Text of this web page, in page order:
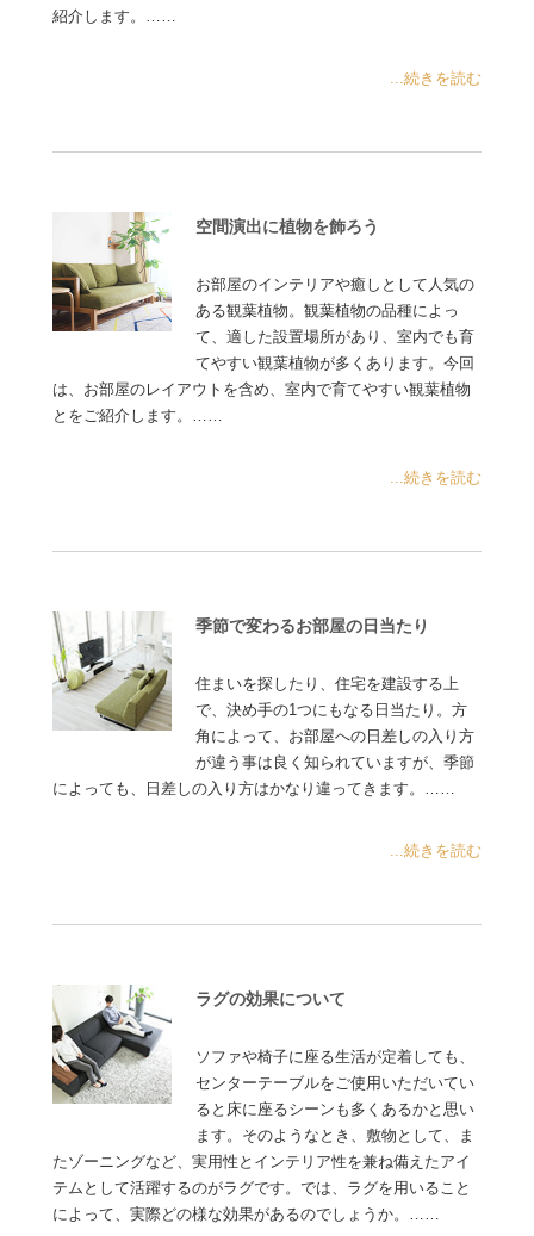
紹介します。……
...続きを読む
空間演出に植物を飾ろう
お部屋のインテリアや癒しとして人気の
ある観葉植物。観葉植物の品種によっ
て、適した設置場所があり、室内でも育
てやすい観葉植物が多くあります。今回
は、お部屋のレイアウトを含め、室内で育てやすい観葉植物
とをご紹介します。……
...続きを読む
季節で変わるお部屋の日当たり
住まいを探したり、住宅を建設する上
で、決め手の1つにもなる日当たり。方
角によって、お部屋への日差しの入り方
が違う事は良く知られていますが、季節
によっても、日差しの入り方はかなり違ってきます。……
...続きを読む
ラグの効果について
ソファや椅子に座る生活が定着しても、
センターテーブルをご使用いただいてい
ると床に座るシーンも多くあるかと思い
ます。そのようなとき、敷物として、ま
たゾーニングなど、実用性とインテリア性を兼ね備えたアイ
テムとして活躍するのがラグです。では、ラグを用いること
によって、実際どの様な効果があるのでしょうか。……